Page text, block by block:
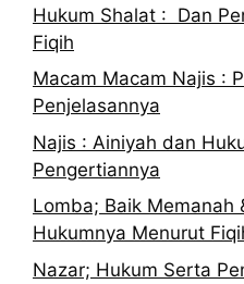
Hukum Shalat : Dan
Fiqih
Macam Macam Najis :
Penjelasannya
Najis : Ainiyah dan
Pengertiannya
Lomba; Baik Memanah
Hukumnya Menurut
Nazar; Hukum Serta